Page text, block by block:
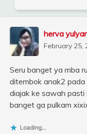
herva
February 25,
Seru banget ya mba
ditembok anak2 pada
diajak ke sawah pasti
banget ga pulkam
Loading...